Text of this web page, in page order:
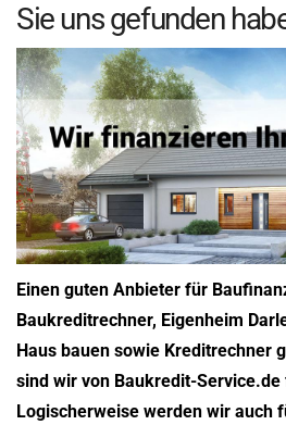
Sie uns gefunden
Einen guten Anbieter für
Baukreditrechner, Eigenheim
Haus bauen sowie Kreditrechner
sind wir von Baukredit-Service.de
Logischerweise werden wir auch